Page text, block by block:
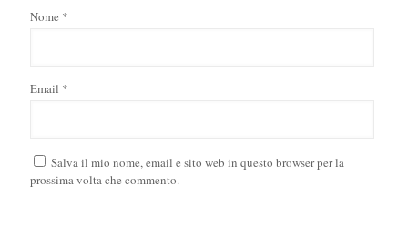
Nome *
Email *
Salva il mio nome, email e sito web in questo browser per la
prossima volta che commento.